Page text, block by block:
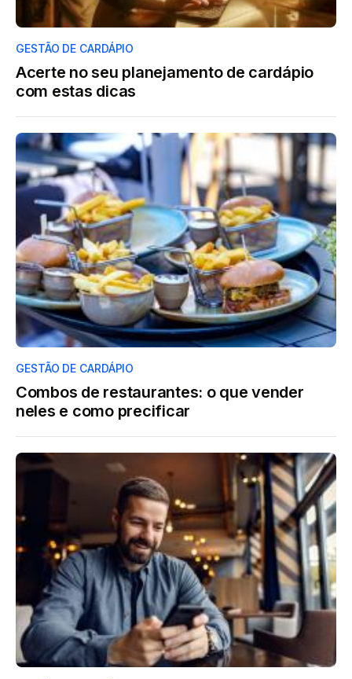
GESTÃO DE CARDÁPIO
Acerte no seu planejamento de cardápio
com estas dicas
GESTÃO DE CARDÁPIO
Combos de restaurantes: o que vender
neles e como precificar